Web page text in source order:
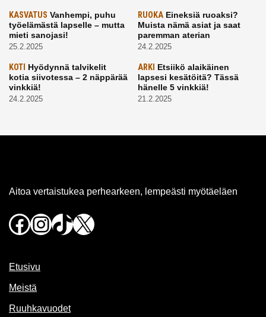
KASVATUS Vanhempi, puhu
työelämästä lapselle – mutta
mieti sanojasi!
25.2.2025
RUOKAEineksiä ruoaksi?
Muista nämä asiat ja saat
paremman aterian
24.2.2025
KOTI Hyödynnä talvikelit
kotia siivotessa – 2 näppärää
vinkkiä!
24.2.2025
ARKI Etsiikö alaikäinen
lapsesi kesätöitä? Tässä
hänelle 5 vinkkiä!
21.2.2025
Aitoa vertaistukea perhearkeen, lempeästi myötäeläen
Facebook
Instagram
TikTok
X
Etusivu
Meistä
Ruuhkavuodet